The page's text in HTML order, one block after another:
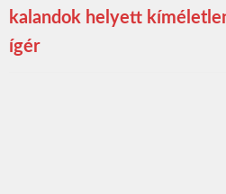
kalandok helyett
ígér